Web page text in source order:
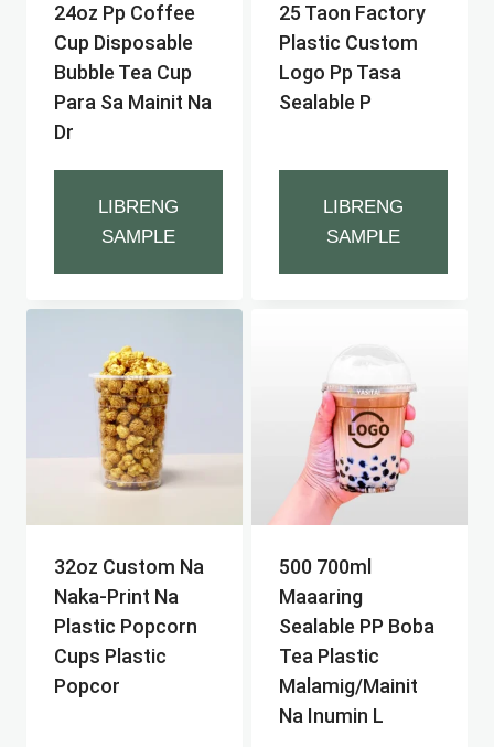
24oz Pp Coffee
Cup Disposable
Bubble Tea Cup
Para Sa Mainit Na
Dr
LIBRENG
SAMPLE
25 Taon Factory
Plastic Custom
Logo Pp Tasa
Sealable P
LIBRENG
SAMPLE
32oz Custom Na
Naka-Print Na
Plastic Popcorn
Cups Plastic
Popcor
500 700ml
Maaaring
Sealable PP Boba
Tea Plastic
Malamig/mainit
Na Inumin L